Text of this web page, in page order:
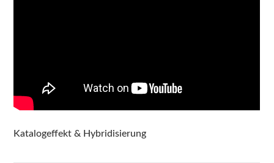
Katalogeffekt & Hybridisierung